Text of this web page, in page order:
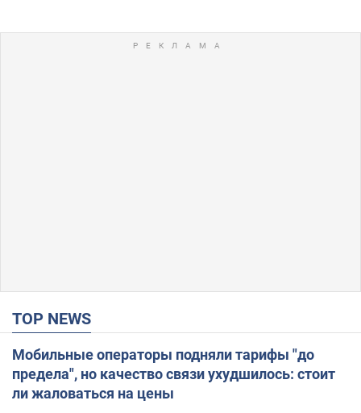
TOP NEWS
Мобильные операторы подняли тарифы "до
предела", но качество связи ухудшилось: стоит
ли жаловаться на цены